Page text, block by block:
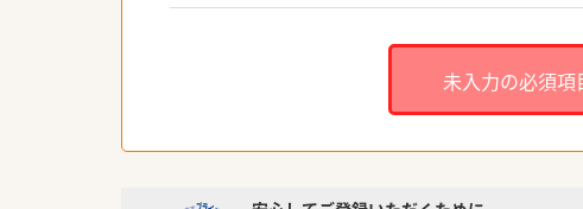
未入力の必須項